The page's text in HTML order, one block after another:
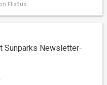
FlixBus
Sunparks Newsletter-